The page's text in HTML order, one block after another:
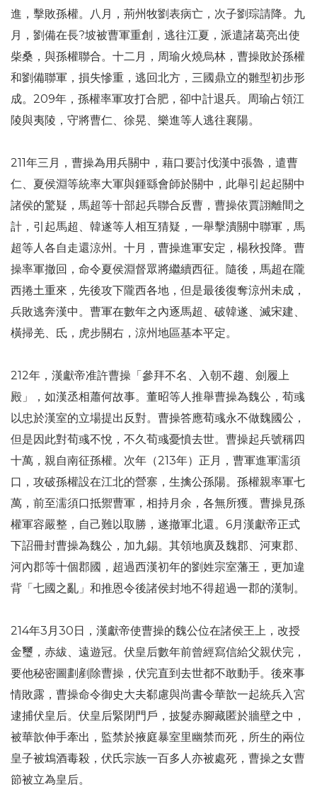
進，擊敗孫權。八月，荊州牧劉表病亡，次子劉琮請降。九
月，劉備在長?坡被曹軍重創，逃往江夏，派遣諸葛亮出使
柴桑，與孫權聯合。十二月，周瑜火燒烏林，曹操敗於孫權
和劉備聯軍，損失慘重，逃回北方，三國鼎立的雛型初步形
成。209年，孫權率軍攻打合肥，卻中計退兵。周瑜占領江
陵與夷陵，守將曹仁、徐晃、樂進等人逃往襄陽。
211年三月，曹操為用兵關中，藉口要討伐漢中張魯，遣曹
仁、夏侯淵等統率大軍與鍾繇會師於關中，此舉引起起關中
諸侯的驚疑，馬超等十部起兵聯合反曹，曹操依賈詡離間之
計，引起馬超、韓遂等人相互猜疑，一舉擊潰關中聯軍，馬
超等人各自走還涼州。十月，曹操進軍安定，楊秋投降。曹
操率軍撤回，命令夏侯淵督眾將繼續西征。隨後，馬超在隴
西捲土重來，先後攻下隴西各地，但是最後復奪涼州未成，
兵敗逃奔漢中。曹軍在數年之內逐馬超、破韓遂、滅宋建、
橫掃羌、氐，虎步關右，涼州地區基本平定。
212年，漢獻帝准許曹操「參拜不名、入朝不趨、劍履上
殿」，如漢丞相蕭何故事。董昭等人推舉曹操為魏公，荀彧
以忠於漢室的立場提出反對。曹操答應荀彧永不做魏國公，
但是因此對荀彧不悅，不久荀彧憂憤去世。曹操起兵號稱四
十萬，親自南征孫權。次年（213年）正月，曹軍進軍濡須
口，攻破孫權設在江北的營寨，生擒公孫陽。孫權親率軍七
萬，前至濡須口抵禦曹軍，相持月余，各無所獲。曹操見孫
權軍容嚴整，自己難以取勝，遂撤軍北還。6月漢獻帝正式
下詔冊封曹操為魏公，加九錫。其領地廣及魏郡、河東郡、
河內郡等十個郡國，超過西漢初年的劉姓宗室藩王，更加違
背「七國之亂」和推恩令後諸侯封地不得超過一郡的漢制。
214年3月30日，漢獻帝使曹操的魏公位在諸侯王上，改授
金璽，赤紱、遠遊冠。伏皇后數年前曾經寫信給父親伏完，
要他秘密圖劃剷除曹操，伏完直到去世都不敢動手。後來事
情敗露，曹操命令御史大夫郗慮與尚書令華歆一起統兵入宮
逮捕伏皇后。伏皇后緊閉門戶，披髮赤腳藏匿於牆壁之中，
被華歆伸手牽出，監禁於掖庭暴室里幽禁而死，所生的兩位
皇子被鴆酒毒殺，伏氏宗族一百多人亦被處死，曹操之女曹
節被立為皇后。